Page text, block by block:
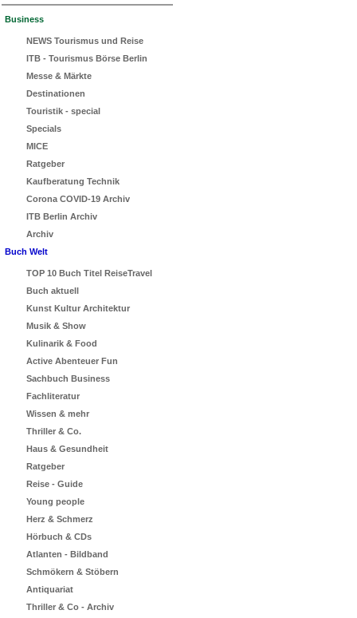
Business
NEWS Tourismus und Reise
ITB - Tourismus Börse Berlin
Messe & Märkte
Destinationen
Touristik - special
Specials
MICE
Ratgeber
Kaufberatung Technik
Corona COVID-19 Archiv
ITB Berlin Archiv
Archiv
Buch Welt
TOP 10 Buch Titel ReiseTravel
Buch aktuell
Kunst Kultur Architektur
Musik & Show
Kulinarik & Food
Active Abenteuer Fun
Sachbuch Business
Fachliteratur
Wissen & mehr
Thriller & Co.
Haus & Gesundheit
Ratgeber
Reise - Guide
Young people
Herz & Schmerz
Hörbuch & CDs
Atlanten - Bildband
Schmökern & Stöbern
Antiquariat
Thriller & Co - Archiv